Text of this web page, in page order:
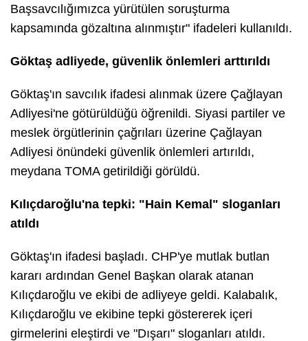
Başsavcılığımızca yürütülen soruşturma
kapsamında gözaltına alınmıştır" ifadeleri kullanıldı.
Göktaş adliyede, güvenlik önlemleri arttırıldı
Göktaş'ın savcılık ifadesi alınmak üzere Çağlayan
Adliyesi'ne götürüldüğü öğrenildi. Siyasi partiler ve
meslek örgütlerinin çağrıları üzerine Çağlayan
Adliyesi önündeki güvenlik önlemleri artırıldı,
meydana TOMA getirildiği görüldü.
Kılıçdaroğlu'na tepki: "Hain Kemal" sloganları
atıldı
Göktaş'ın ifadesi başladı. CHP'ye mutlak butlan
kararı ardından Genel Başkan olarak atanan
Kılıçdaroğlu ve ekibi de adliyeye geldi. Kalabalık,
Kılıçdaroğlu ve ekibine tepki göstererek içeri
girmelerini eleştirdi ve "Dışarı" sloganları atıldı.